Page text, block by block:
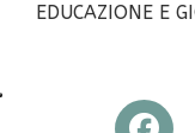
EDUCAZIONE E